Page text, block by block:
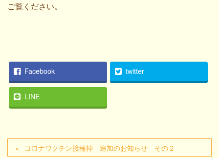
ご覧ください。
Facebook twitter
LINE
コロナワクチン接種枠 追加のお知らせ その２